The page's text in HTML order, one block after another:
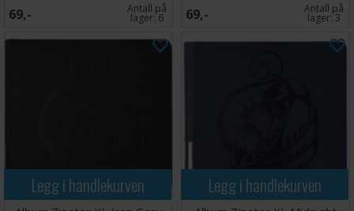
69,- Antall på
lager:6 69,- Antall på
lager:3
Legg i handlekurven Legg i handlekurven